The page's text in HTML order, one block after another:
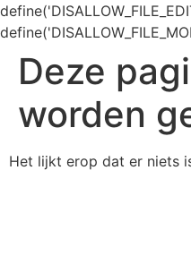
Deze
worden
Het lijkt erop dat er niets